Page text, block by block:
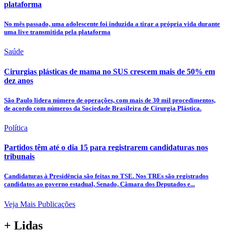
plataforma
No mês passado, uma adolescente foi induzida a tirar a própria vida durante
uma live transmitida pela plataforma
Saúde
Cirurgias plásticas de mama no SUS crescem mais de 50% em
dez anos
São Paulo lidera número de operações, com mais de 30 mil procedimentos,
de acordo com números da Sociedade Brasileira de Cirurgia Plástica.
Política
Partidos têm até o dia 15 para registrarem candidaturas nos
tribunais
Candidaturas à Presidência são feitas no TSE. Nos TREs são registrados
candidatos ao governo estadual, Senado, Câmara dos Deputados e...
Veja Mais Publicações
+ Lidas